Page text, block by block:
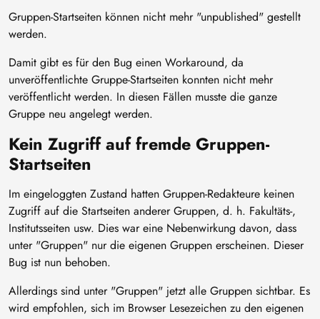
Gruppen-Startseiten können nicht mehr "unpublished" gestellt
werden.
Damit gibt es für den Bug einen Workaround, da
unveröffentlichte Gruppe-Startseiten konnten nicht mehr
veröffentlicht werden. In diesen Fällen musste die ganze
Gruppe neu angelegt werden.
Kein Zugriff auf fremde Gruppen-
Startseiten
Im eingeloggten Zustand hatten Gruppen-Redakteure keinen
Zugriff auf die Startseiten anderer Gruppen, d. h. Fakultäts-,
Institutsseiten usw. Dies war eine Nebenwirkung davon, dass
unter "Gruppen" nur die eigenen Gruppen erscheinen. Dieser
Bug ist nun behoben.
Allerdings sind unter "Gruppen" jetzt alle Gruppen sichtbar. Es
wird empfohlen, sich im Browser Lesezeichen zu den eigenen